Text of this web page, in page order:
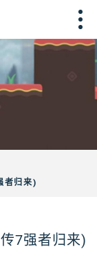
者归来)
7强者归来)